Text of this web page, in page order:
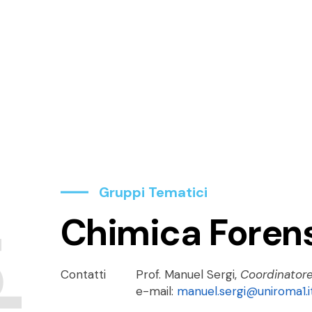
Gruppi Tematici
Chimica
Contatti Prof. Manuel Sergi, Coordinatore
e-mail: